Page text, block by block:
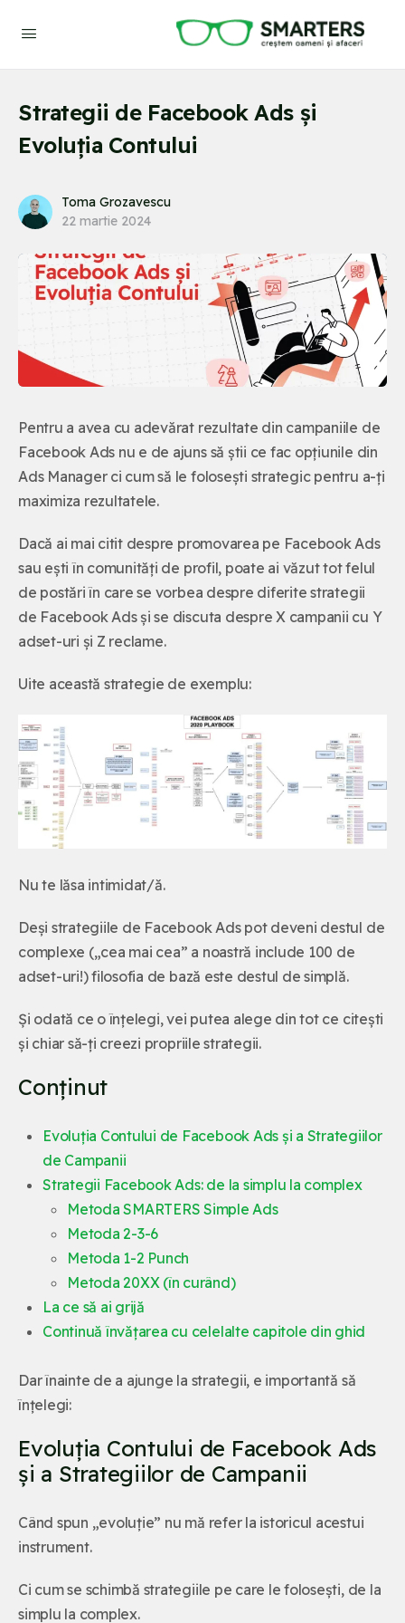
Strategii de Facebook Ads și
Evoluția Contului
Toma Grozavescu
22 martie 2024
Pentru a avea cu adevărat rezultate din campaniile de
Facebook Ads nu e de ajuns să știi ce fac opțiunile din
Ads Manager ci cum să le folosești strategic pentru a-ți
maximiza rezultatele.
Dacă ai mai citit despre promovarea pe Facebook Ads
sau ești în comunități de profil, poate ai văzut tot felul
de postări în care se vorbea despre diferite strategii
de Facebook Ads și se discuta despre X campanii cu Y
adset-uri și Z reclame.
Uite această strategie de exemplu:
Nu te lăsa intimidat/ă.
Deși strategiile de Facebook Ads pot deveni destul de
complexe („cea mai cea” a noastră include 100 de
adset-uri!) filosofia de bază este destul de simplă.
Și odată ce o înțelegi, vei putea alege din tot ce citești
și chiar să-ți creezi propriile strategii.
Conținut
Evoluția Contului de Facebook Ads și a Strategiilor
de Campanii
Strategii Facebook Ads: de la simplu la complex
Metoda SMARTERS Simple Ads
Metoda 2-3-6
Metoda 1-2 Punch
Metoda 20XX (în curând)
La ce să ai grijă
Continuă învățarea cu celelalte capitole din ghid
Dar înainte de a ajunge la strategii, e importantă să
înțelegi:
Evoluția Contului de Facebook Ads
și a Strategiilor de Campanii
Când spun „evoluție” nu mă refer la istoricul acestui
instrument.
Ci cum se schimbă strategiile pe care le folosești, de la
simplu la complex.